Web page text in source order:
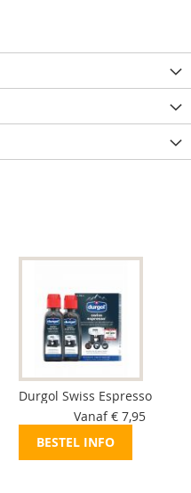
Durgol Swiss Espresso
Vanaf € 7,95
BESTEL INFO